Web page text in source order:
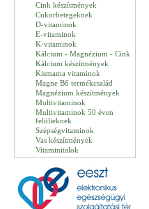
Cink készítmények
Cukorbetegeknek
D-vitaminok
E-vitaminok
K-vitaminok
Kálcium - Magnézium - Cink
Kálcium készítmények
Kismama vitaminok
Magne B6 termékcsalád
Magnézium készítmények
Multivitaminok
Multivitaminok 50 éven
felülieknek
Szépségvitaminok
Vas készítmények
Vitaminitalok